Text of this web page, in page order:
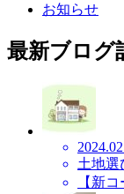
お知らせ
最新ブログ
土地選
【新